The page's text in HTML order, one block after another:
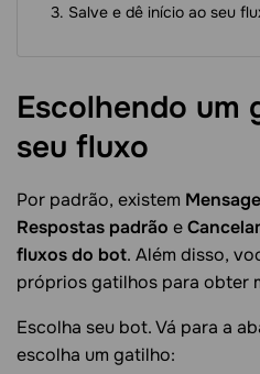
Salve e dê início ao seu
Escolhendo um
seu fluxo
Por padrão, existem
Respostas padrão e
fluxos do bot. Além disso,
próprios gatilhos para obter
Escolha seu bot. Vá para a
escolha um gatilho: